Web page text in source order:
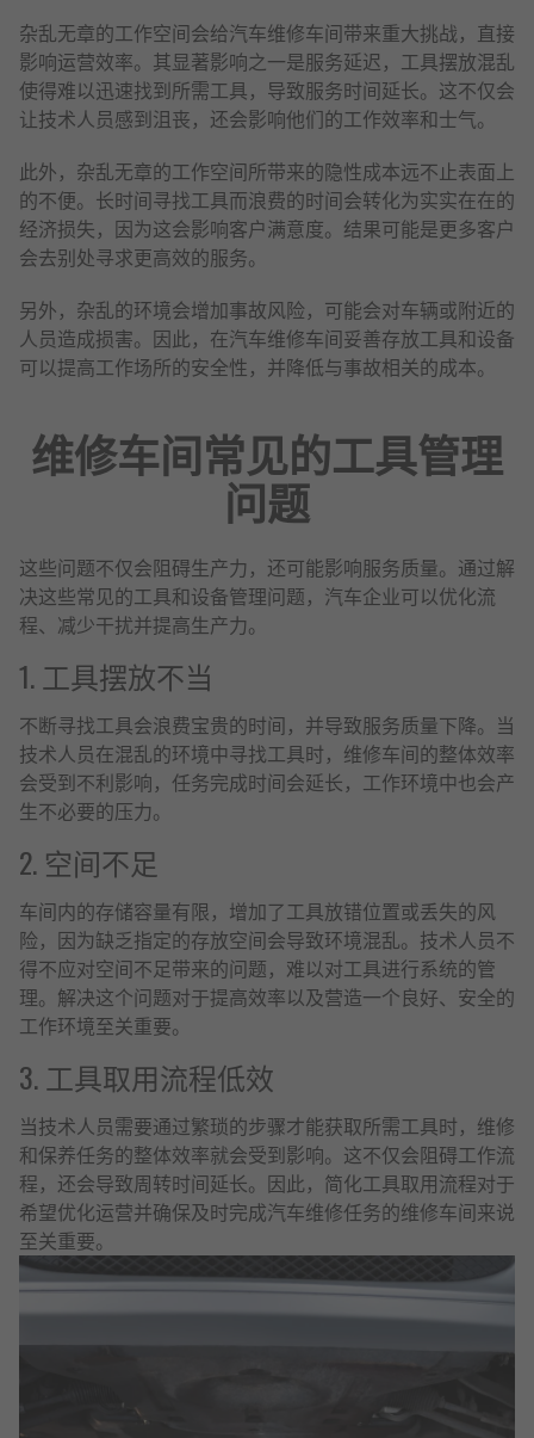
杂乱无章的工作空间会给汽车维修车间带来重大挑战，直接
影响运营效率。其显著影响之一是服务延迟，工具摆放混乱
使得难以迅速找到所需工具，导致服务时间延长。这不仅会
让技术人员感到沮丧，还会影响他们的工作效率和士气。
此外，杂乱无章的工作空间所带来的隐性成本远不止表面上
的不便。长时间寻找工具而浪费的时间会转化为实实在在的
经济损失，因为这会影响客户满意度。结果可能是更多客户
会去别处寻求更高效的服务。
另外，杂乱的环境会增加事故风险，可能会对车辆或附近的
人员造成损害。因此，在汽车维修车间妥善存放工具和设备
可以提高工作场所的安全性，并降低与事故相关的成本。
维修车间常见的工具管理
问题
这些问题不仅会阻碍生产力，还可能影响服务质量。通过解
决这些常见的工具和设备管理问题，汽车企业可以优化流
程、减少干扰并提高生产力。
1. 工具摆放不当
不断寻找工具会浪费宝贵的时间，并导致服务质量下降。当
技术人员在混乱的环境中寻找工具时，维修车间的整体效率
会受到不利影响，任务完成时间会延长，工作环境中也会产
生不必要的压力。
2. 空间不足
车间内的存储容量有限，增加了工具放错位置或丢失的风
险，因为缺乏指定的存放空间会导致环境混乱。技术人员不
得不应对空间不足带来的问题，难以对工具进行系统的管
理。解决这个问题对于提高效率以及营造一个良好、安全的
工作环境至关重要。
3. 工具取用流程低效
当技术人员需要通过繁琐的步骤才能获取所需工具时，维修
和保养任务的整体效率就会受到影响。这不仅会阻碍工作流
程，还会导致周转时间延长。因此，简化工具取用流程对于
希望优化运营并确保及时完成汽车维修任务的维修车间来说
至关重要。